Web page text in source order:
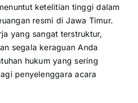
ketelitian tinggi dalam
resmi di Jawa Timur.
yang sangat terstruktur,
segala keraguan Anda
hukum yang sering
penyelenggara acara